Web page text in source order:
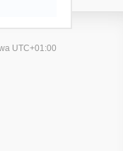
UTC+01:00